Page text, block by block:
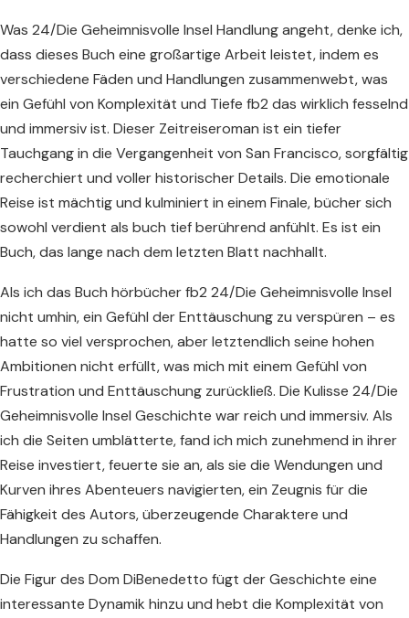
Was 24/Die Geheimnisvolle Insel Handlung angeht, denke ich,
dass dieses Buch eine großartige Arbeit leistet, indem es
verschiedene Fäden und Handlungen zusammenwebt, was
ein Gefühl von Komplexität und Tiefe fb2 das wirklich fesselnd
und immersiv ist. Dieser Zeitreiseroman ist ein tiefer
Tauchgang in die Vergangenheit von San Francisco, sorgfältig
recherchiert und voller historischer Details. Die emotionale
Reise ist mächtig und kulminiert in einem Finale, bücher sich
sowohl verdient als buch tief berührend anfühlt. Es ist ein
Buch, das lange nach dem letzten Blatt nachhallt.
Als ich das Buch hörbücher fb2 24/Die Geheimnisvolle Insel
nicht umhin, ein Gefühl der Enttäuschung zu verspüren – es
hatte so viel versprochen, aber letztendlich seine hohen
Ambitionen nicht erfüllt, was mich mit einem Gefühl von
Frustration und Enttäuschung zurückließ. Die Kulisse 24/Die
Geheimnisvolle Insel Geschichte war reich und immersiv. Als
ich die Seiten umblätterte, fand ich mich zunehmend in ihrer
Reise investiert, feuerte sie an, als sie die Wendungen und
Kurven ihres Abenteuers navigierten, ein Zeugnis für die
Fähigkeit des Autors, überzeugende Charaktere und
Handlungen zu schaffen.
Die Figur des Dom DiBenedetto fügt der Geschichte eine
interessante Dynamik hinzu und hebt die Komplexität von